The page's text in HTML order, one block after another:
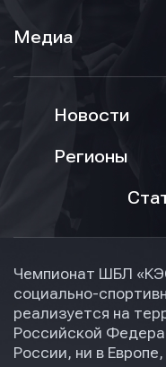
Медиа
Новости
Регионы
Чемпионат ШБЛ
социально-
реализуется на
Российской
России, ни в